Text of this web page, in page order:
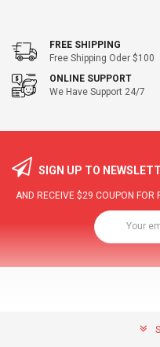
FREE SHIPPING
Free Shipping Oder $100
ONLINE SUPPORT
We Have Support 24/7
SIGN UP TO
AND RECEIVE $29 COUPON FOR